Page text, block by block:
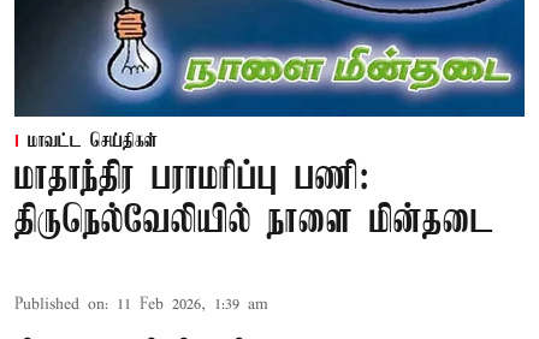
மாவட்ட செய்திகள்
மாதாந்திர பராமரிப்பு பணி:
திருநெல்வேலியில் நாளை மின்தடை
Published on: 11 Feb 2026, 1:39 am